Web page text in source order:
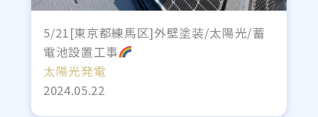
5/21[東京都練馬区]外壁塗装/太陽光/蓄
電池設置工事
太陽光発電
2024.05.22